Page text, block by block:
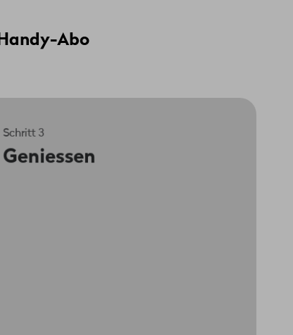
Abo
Schritt 3
Geniessen
Nach zwei bis vier Arbeitstagen findest